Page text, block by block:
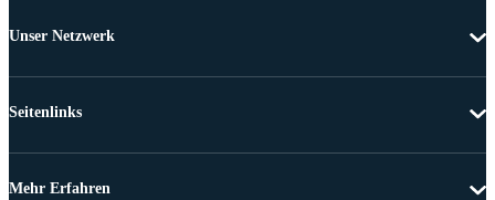
Unser Netzwerk
Seitenlinks
Mehr Erfahren